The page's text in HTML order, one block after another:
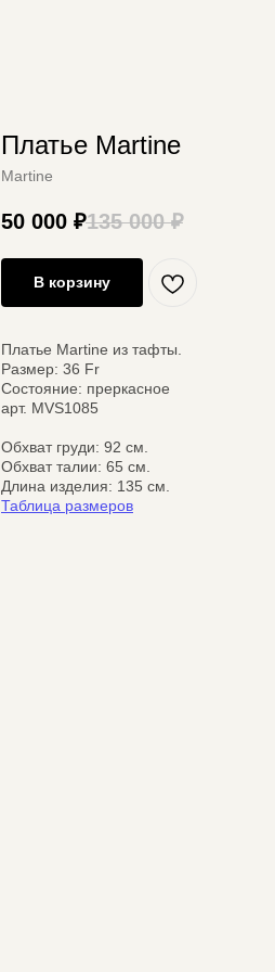
Платье Martine
Martine
50 000 ₽135 000 ₽
В корзину
Платье Martine из тафты.
Размер: 36 Fr
Состояние: преркасное
арт. MVS1085
Обхват груди: 92 см.
Обхват талии: 65 см.
Длина изделия: 135 см.
Таблица размеров